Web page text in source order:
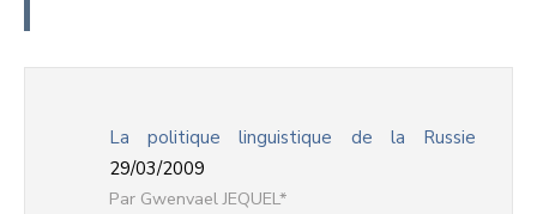
La politique linguistique de la Russie
29/03/2009
Gwenvael JEQUEL*